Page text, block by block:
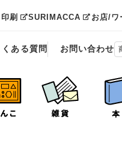
刷 SURIMACCA お店/ワ
くある質問 お問い合わせ